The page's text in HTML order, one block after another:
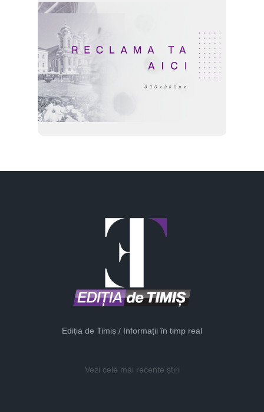
Ediția de Timiș / Informații în timp real
Vezi cele mai recente știri